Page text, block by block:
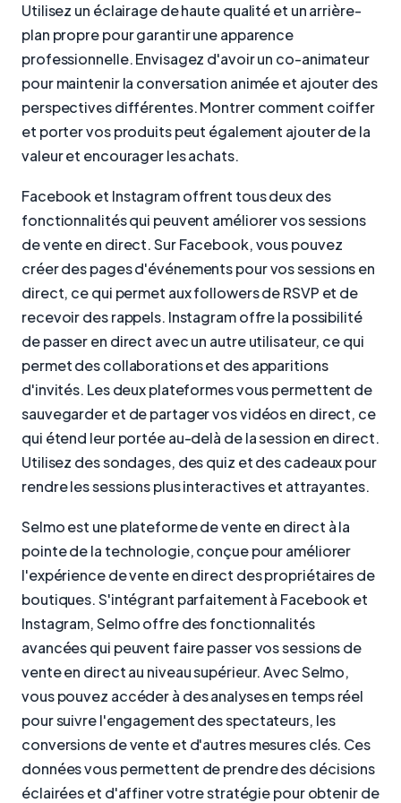
Utilisez un éclairage de haute qualité et un arrière-
plan propre pour garantir une apparence
professionnelle. Envisagez d'avoir un co-animateur
pour maintenir la conversation animée et ajouter des
perspectives différentes. Montrer comment coiffer
et porter vos produits peut également ajouter de la
valeur et encourager les achats.
Facebook et Instagram offrent tous deux des
fonctionnalités qui peuvent améliorer vos sessions
de vente en direct. Sur Facebook, vous pouvez
créer des pages d'événements pour vos sessions en
direct, ce qui permet aux followers de RSVP et de
recevoir des rappels. Instagram offre la possibilité
de passer en direct avec un autre utilisateur, ce qui
permet des collaborations et des apparitions
d'invités. Les deux plateformes vous permettent de
sauvegarder et de partager vos vidéos en direct, ce
qui étend leur portée au-delà de la session en direct.
Utilisez des sondages, des quiz et des cadeaux pour
rendre les sessions plus interactives et attrayantes.
Selmo est une plateforme de vente en direct à la
pointe de la technologie, conçue pour améliorer
l'expérience de vente en direct des propriétaires de
boutiques. S'intégrant parfaitement à Facebook et
Instagram, Selmo offre des fonctionnalités
avancées qui peuvent faire passer vos sessions de
vente en direct au niveau supérieur. Avec Selmo,
vous pouvez accéder à des analyses en temps réel
pour suivre l'engagement des spectateurs, les
conversions de vente et d'autres mesures clés. Ces
données vous permettent de prendre des décisions
éclairées et d'affiner votre stratégie pour obtenir de